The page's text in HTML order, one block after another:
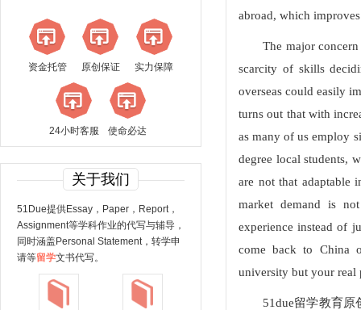
资金托管 原创保证 实力保障
24小时客服 使命必达
关于我们
51Due提供Essay，Paper，Report，
Assignment等学科作业的代写与辅导，
同时涵盖Personal Statement，转学申
请等留学文书代写。
abroad, which
The major
scarcity of skills
overseas could easily
turns out that with
as many of us employ
degree local students,
are not that adaptable
market demand is
experience instead of
come back to China
university but your
51due留学教育